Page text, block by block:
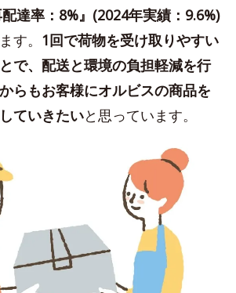
達率：8%』(2024年実績：9.6%)
す。 1回で荷物を受け取りやすい
で、配送と環境の負担軽減を行
らもお客様にオルビスの商品を
ていきたいと思っています。